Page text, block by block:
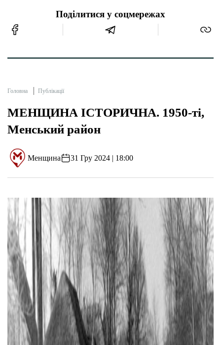
Поділитися у соцмережах
Головна Публікації
МЕНЩИНА ІСТОРИЧНА. 1950-ті,
Менський район
Менщина 31 Гру 2024 | 18:00